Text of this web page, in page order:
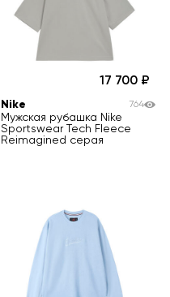
17 700
Nike
Мужская рубашка Nike
Sportswear Tech Fleece
Reimagined серая
764